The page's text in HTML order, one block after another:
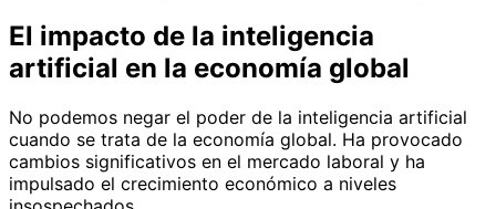
El impacto de la inteligencia
artificial en la economía global
No podemos negar el poder de la inteligencia artificial
cuando se trata de la economía global. Ha provocado
cambios significativos en el mercado laboral y ha
impulsado el crecimiento económico a niveles